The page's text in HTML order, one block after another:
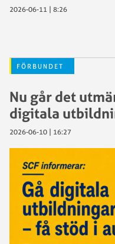
2026-06-11 | 8:26
FÖRBUNDET
Nu går det
digitala
2026-06-10 | 16:27